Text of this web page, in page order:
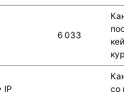
6 033
IP
со